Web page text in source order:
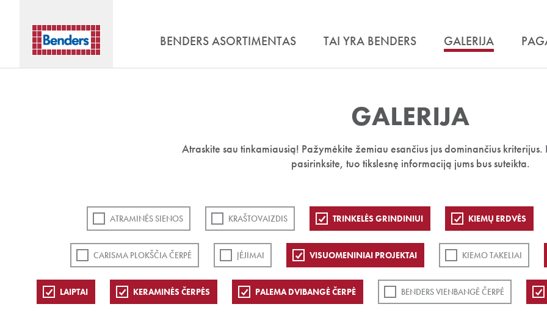
BENDERS ASORTIMENTAS TAI YRA BENDERS GALERIJA
GALERIJA
Atraskite sau tinkamiausią! Pažymėkite žemiau esančius jus dominančius
pasirinksite, tuo tikslesnę informaciją jums bus suteikta.
ATRAMINĖS SIENOS KRAŠTOVAIZDIS TRINKELĖS GRINDINIUI KIEMŲ ERDVĖS
CARISMA PLOKŠČIA ČERPĖ ĮĖJIMAI VISUOMENINIAI PROJEKTAI KIEMO TAKELIAI
LAIPTAI KERAMINĖS ČERPĖS PALEMA DVIBANGĖ ČERPĖ BENDERS VIENBANGĖ ČERPĖ